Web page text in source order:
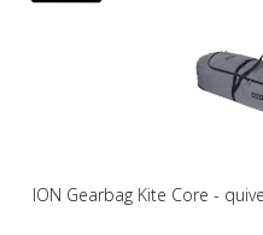
ION Gearbag Kite Core -